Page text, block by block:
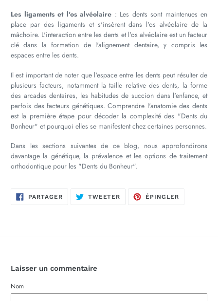
Les ligaments et l'os alvéolaire : Les dents sont maintenues en
place par des ligaments et s'insèrent dans l'os alvéolaire de la
mâchoire. L'interaction entre les dents et l'os alvéolaire est un facteur
clé dans la formation de l'alignement dentaire, y compris les
espaces entre les dents.
Il est important de noter que l'espace entre les dents peut résulter de
plusieurs facteurs, notamment la taille relative des dents, la forme
des arcades dentaires, les habitudes de succion dans l'enfance, et
parfois des facteurs génétiques. Comprendre l'anatomie des dents
est la première étape pour décoder la complexité des "Dents du
Bonheur" et pourquoi elles se manifestent chez certaines personnes.
Dans les sections suivantes de ce blog, nous approfondirons
davantage la génétique, la prévalence et les options de traitement
orthodontique pour les "Dents du Bonheur".
PARTAGERPARTAGERTWEETER TWEETERÉPINGLER
Laisser un commentaire
Nom